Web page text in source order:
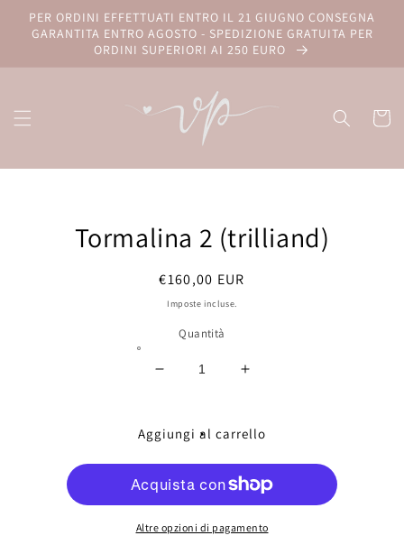
direttamente
ai contenuti
PER ORDINI EFFETTUATI ENTRO IL 21 GIUGNO CONSEGNA
GARANTITA ENTRO AGOSTO - SPEDIZIONE GRATUITA PER
ORDINI SUPERIORI AI 250 EURO
Carrello
sul prodottoTormalina 2 (trilliand)
Prezzo
di
€160,00 EUR
Imposte incluse.
Quantità
Diminuisci
Tormalina
Aumenta
Tormalina
Aggiungi al carrello
Altre opzioni di pagamento